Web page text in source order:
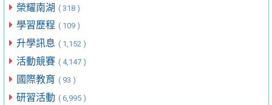
榮耀南湖 ( 318 )
學習歷程 ( 109 )
升學訊息 ( 1,152 )
活動競賽 ( 4,147 )
國際教育 ( 93 )
研習活動 ( 6,995 )